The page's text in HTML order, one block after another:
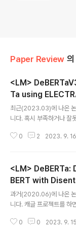
Paper Review 의
<LM>
Ta using
g with Gradient-
ding Sharing
최근(2023.03)에 나온 논
니다. 혹시 부족하거나 잘
search / Azure AI]
도 개발. 배경 지난 번에
e position을 더 잘 반
과 absolute position
ecoder(EMD)을 주요 특
0 2 2023. 9.
<LM>
BERT with
과거(2020.06)에 나온 논
니다. 캐글 프로젝트를 하
3가 올해에 나와 있어서
0 0 2023. 9.